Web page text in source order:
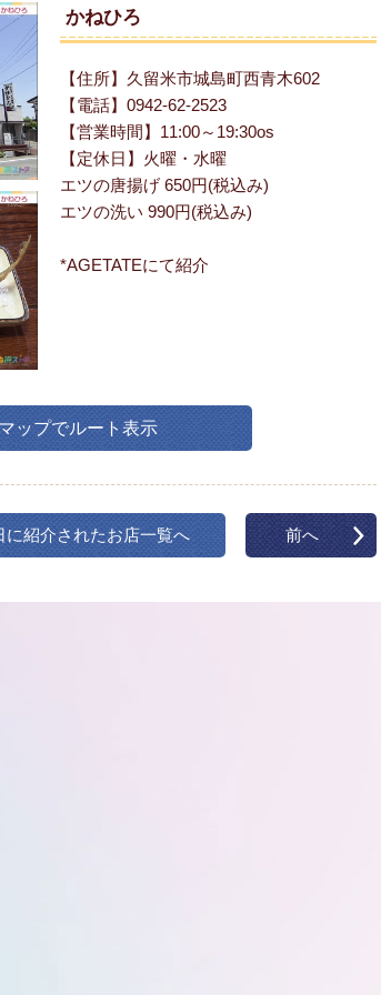
かねひろ
【住所】久留米市城島町西青木602
【電話】0942-62-2523
【営業時間】11:00～19:30os
【定休日】火曜・水曜
エツの唐揚げ 650円(税込み)
エツの洗い 990円(税込み)
*AGETATEにて紹介
ップでルート表示
に紹介されたお店一覧へ 前へ